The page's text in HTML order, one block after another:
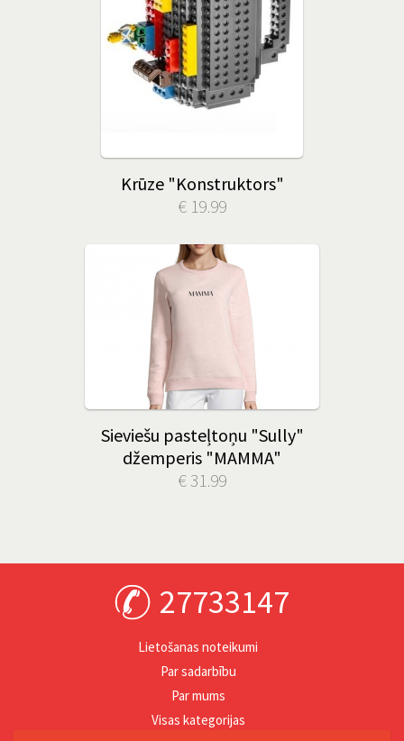
Krūze "Konstruktors"
€ 19.99
Sieviešu pasteļtoņu "Sully"
džemperis "MAMMA"
€ 31.99
27733147
Lietošanas noteikumi
Par sadarbību
Par mums
Visas kategorijas